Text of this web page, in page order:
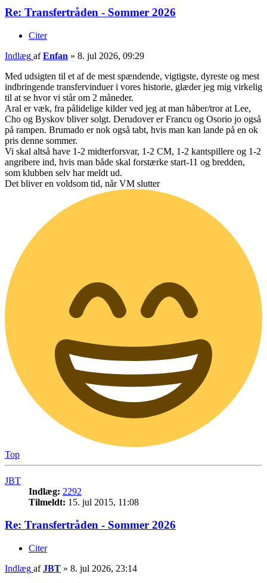
Re: Transfertråden - Sommer 2026
Citer
Indlæg afEnfan » 8. jul 2026, 09:29
Med udsigten til et af de mest spændende, vigtigste, dyreste og mest
indbringende transfervinduer i vores historie, glæder jeg mig virkelig
til at se hvor vi står om 2 måneder.
Aral er væk, fra pålidelige kilder ved jeg at man håber/tror at Lee,
Cho og Byskov bliver solgt. Derudover er Francu og Osorio jo også
på rampen. Brumado er nok også tabt, hvis man kan lande på en ok
pris denne sommer.
Vi skal altså have 1-2 midterforsvar, 1-2 CM, 1-2 kantspillere og 1-2
angribere ind, hvis man både skal forstærke start-11 og bredden,
som klubben selv har meldt ud.
Det bliver en voldsom tid, når VM slutter
Top
JBT
Indlæg: 2292
Tilmeldt: 15. jul 2015, 11:08
Re: Transfertråden - Sommer 2026
Citer
Indlæg afJBT » 8. jul 2026, 23:14